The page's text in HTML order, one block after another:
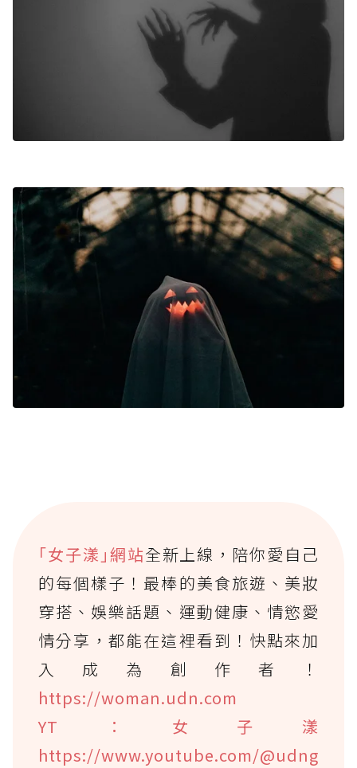
｢女子漾｣網站全新上線，陪你愛自己
的每個樣子！最棒的美食旅遊、美妝
穿搭、娛樂話題、運動健康、情慾愛
情分享，都能在這裡看到！快點來加
入成為創作者！
https://woman.udn.com
YT：女子漾
https://www.youtube.com/@udng